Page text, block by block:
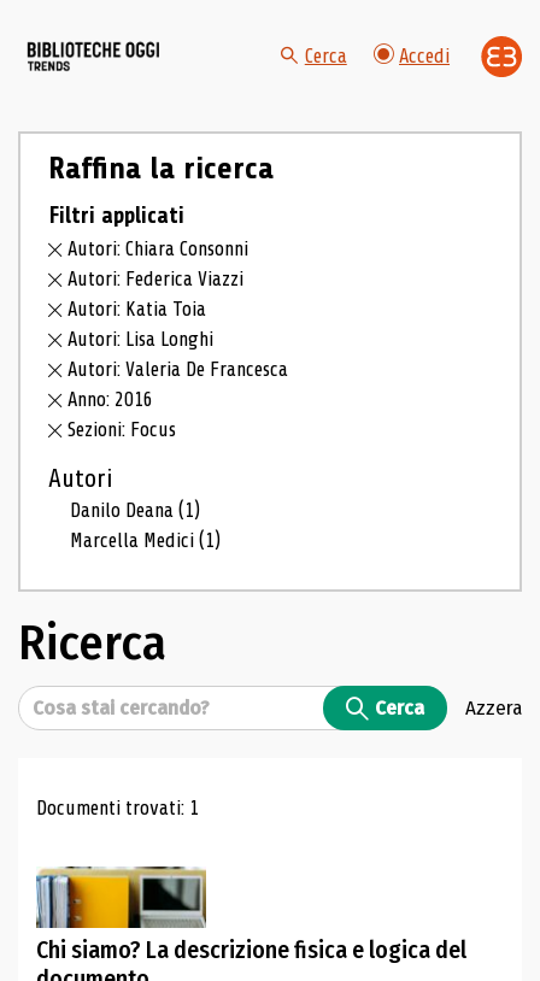
Cerca Accedi
Raffina la ricerca
Filtri applicati
Autori: Chiara Consonni
Autori: Federica Viazzi
Autori: Katia Toia
Autori: Lisa Longhi
Autori: Valeria De Francesca
Anno: 2016
Sezioni: Focus
Autori
Danilo Deana(1)
Marcella Medici(1)
Ricerca
Cerca Cerca Azzera
Risultati di ricerca
Documenti trovati: 1
Chi siamo? La descrizione fisica e logica del